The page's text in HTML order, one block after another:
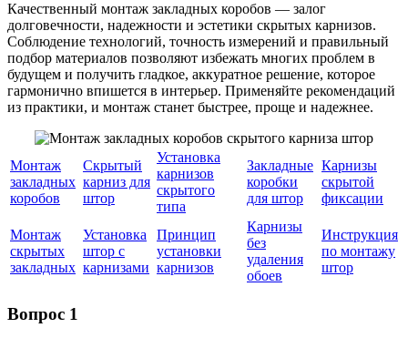
Качественный монтаж закладных коробов — залог
долговечности, надежности и эстетики скрытых карнизов.
Соблюдение технологий, точность измерений и правильный
подбор материалов позволяют избежать многих проблем в
будущем и получить гладкое, аккуратное решение, которое
гармонично впишется в интерьер. Применяйте рекомендаций
из практики, и монтаж станет быстрее, проще и надежнее.
Монтаж
закладных
коробов
Скрытый
карниз для
штор
Установка
карнизов
скрытого
типа
Закладные
коробки
для штор
Карнизы
скрытой
фиксации
Монтаж
скрытых
закладных
Установка
штор с
карнизами
Принцип
установки
карнизов
Карнизы
без
удаления
обоев
Инструкция
по монтажу
штор
Вопрос 1